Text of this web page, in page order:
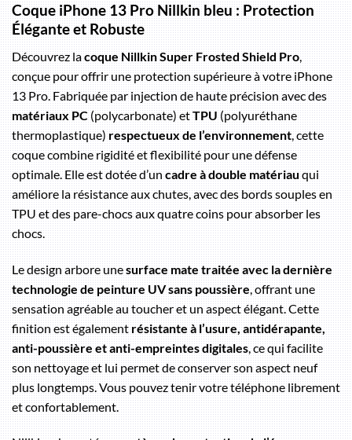
Coque iPhone 13 Pro Nillkin bleu : Protection
Élégante et Robuste
Découvrez lacoque Nillkin Super Frosted Shield Pro,
conçue pour offrir une protection supérieure à votre iPhone
13 Pro. Fabriquée par injection de haute précision avec des
matériaux PC(polycarbonate) etTPU(polyuréthane
thermoplastique)respectueux de l’environnement, cette
coque combine rigidité et flexibilité pour une défense
optimale. Elle est dotée d’uncadre à double matériauqui
améliore la résistance aux chutes, avec des bords souples en
TPU et des pare-chocs aux quatre coins pour absorber les
chocs.
Le design arbore unesurface mate traitée avec la dernière
technologie de peinture UV sans poussière, offrant une
sensation agréable au toucher et un aspect élégant. Cette
finition est égalementrésistante à l’usure, antidérapante,
anti-poussière et anti-empreintes digitales, ce qui facilite
son nettoyage et lui permet de conserver son aspect neuf
plus longtemps. Vous pouvez tenir votre téléphone librement
et confortablement.